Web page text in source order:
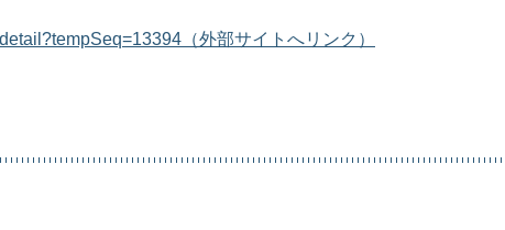
（外部サイトへリンク）